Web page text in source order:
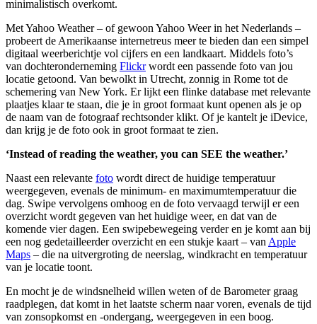
minimalistisch overkomt.
Met Yahoo Weather – of gewoon Yahoo Weer in het Nederlands –
probeert de Amerikaanse internetreus meer te bieden dan een simpel
digitaal weerberichtje vol cijfers en een landkaart. Middels foto’s
van dochteronderneming Flickrwordt een passende foto van jou
locatie getoond. Van bewolkt in Utrecht, zonnig in Rome tot de
schemering van New York. Er lijkt een flinke database met relevante
plaatjes klaar te staan, die je in groot formaat kunt openen als je op
de naam van de fotograaf rechtsonder klikt. Of je kantelt je iDevice,
dan krijg je de foto ook in groot formaat te zien.
‘Instead of reading the weather, you can SEE the weather.’
Naast een relevante foto wordt direct de huidige temperatuur
weergegeven, evenals de minimum- en maximumtemperatuur die
dag. Swipe vervolgens omhoog en de foto vervaagd terwijl er een
overzicht wordt gegeven van het huidige weer, en dat van de
komende vier dagen. Een swipebewegeing verder en je komt aan bij
een nog gedetailleerder overzicht en een stukje kaart – vanApple
Maps – die na uitvergroting de neerslag, windkracht en temperatuur
van je locatie toont.
En mocht je de windsnelheid willen weten of de Barometer graag
raadplegen, dat komt in het laatste scherm naar voren, evenals de tijd
van zonsopkomst en -ondergang, weergegeven in een boog.